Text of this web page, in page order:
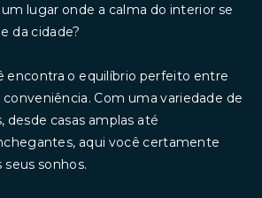
lugar onde a calma do interior se
da cidade?
encontra o equilíbrio perfeito entre
conveniência. Com uma variedade de
desde casas amplas até
aqui você certamente
seus sonhos.